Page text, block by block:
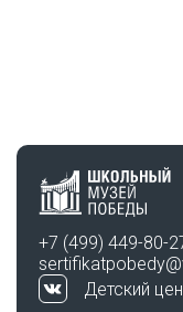
+7 (499) 449-80-
Детский